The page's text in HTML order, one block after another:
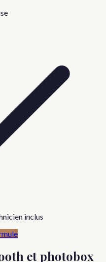
inclus
et photobox